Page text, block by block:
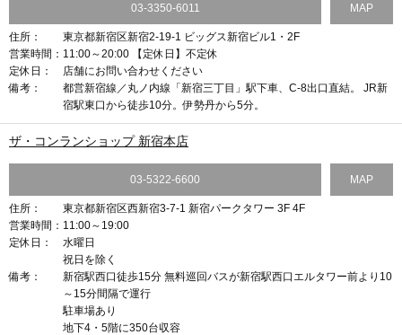
03-3350-6011 MAP
住所：
東京都新宿区新宿2-19-1 ビッグス新宿ビル1・2F
営業時間： 11:00～20:00 【定休日】不定休
定休日：
店舗にお問い合わせください
備考：
都営新宿線／丸ノ内線「新宿三丁目」駅下車、C-8出口直結。 JR新
宿駅東口から徒歩10分。伊勢丹から5分。
ザ・コンランショップ 新宿本店
03-5322-6600 MAP
住所：
東京都新宿区西新宿3-7-1 新宿パークタワー 3F 4F
営業時間： 11:00～19:00
定休日：
水曜日
祝日を除く
備考：
新宿駅西口徒歩15分 無料巡回バスが新宿駅西口エルタワー前より10
～15分間隔で運行
駐車場あり
地下4・5階に350台収容